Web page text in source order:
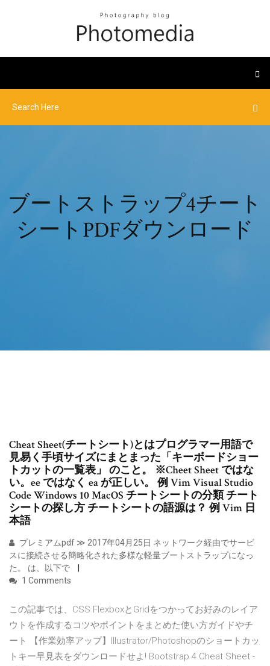
ブートストラップ4チート
シートPDFダウンロード
Cheat Sheet(チートシート)とはプログラマー用語で
見易く手頃サイズにまとまった「キーボードショー
トカットの一覧表」 のこと。 ※Cheet Sheet ではな
い。ee ではなく ea が正しい。 例 Vim Visual Studio
Code Windows 10 MacOS チートシートの分類 チート
シートの探し方 チートシートの語源は？ 例 Vim 日
本語
プレミアムpdf ≫ 2017年04月25日 ネットワーク経由でサービ
スに接続させる簡略化された多様な軽量ブートストラップになっ
た。 は、以下で
1 Comments
この記事では、CSS FlexboxとGridをつかってお好みのレイア
ウトを作成するコツやポイントをまとめた使い方ガイドやチ
ート 【作業効率アップ】Illustrator/Photoshopのショートカッ
トキー早見表をダウンロードせよ! Bootstrap 4 Cheat Sheet -